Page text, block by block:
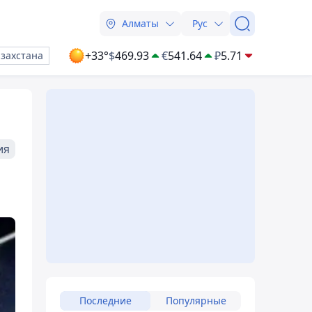
Алматы Рус
+33°$469.93 €541.64 ₽5.71
Последние Популярные